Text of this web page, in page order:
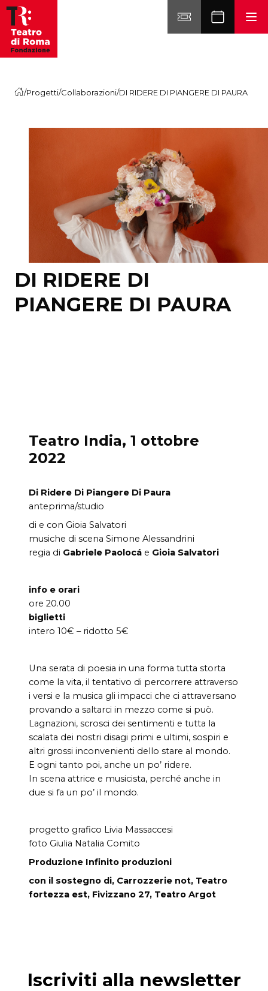
Vai al contenuto
/Progetti/Collaborazioni/DI RIDERE DI PIANGERE DI PAURA
DI RIDERE DI
PIANGERE DI PAURA
Teatro India, 1 ottobre
2022
Di Ridere Di Piangere Di Paura
anteprima/studio
di e con Gioia Salvatori
musiche di scena Simone Alessandrini
regia di Gabriele Paolocá e Gioia Salvatori
info e orari
ore 20.00
biglietti
intero 10€ – ridotto 5€
Una serata di poesia in una forma tutta storta
come la vita, il tentativo di percorrere attraverso
i versi e la musica gli impacci che ci attraversano
provando a saltarci in mezzo come si può.
Lagnazioni, scrosci dei sentimenti e tutta la
scalata dei nostri disagi primi e ultimi, sospiri e
altri grossi inconvenienti dello stare al mondo.
E ogni tanto poi, anche un po’ ridere.
In scena attrice e musicista, perché anche in
due si fa un po’ il mondo.
progetto grafico Livia Massaccesi
foto Giulia Natalia Comito
Produzione Infinito produzioni
con il sostegno di, Carrozzerie not, Teatro
fortezza est, Fivizzano 27, Teatro Argot
Iscriviti alla newsletter